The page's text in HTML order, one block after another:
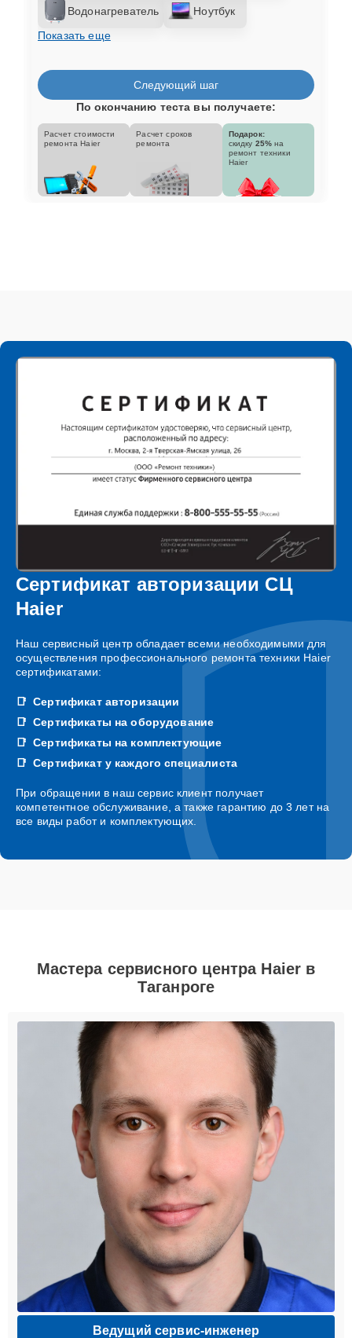
Водонагреватель
Ноутбук
Показать еще
Следующий шаг
По окончанию теста вы получаете:
Расчет стоимости
ремонта Haier
Расчет сроков
ремонта
Подарок:
скидку 25% на
ремонт техники
Haier
Сертификат авторизации СЦ
Haier
Наш сервисный центр обладает всеми необходимыми для
осуществления профессионального ремонта техники Haier
сертификатами:
Сертификат авторизации
Сертификаты на оборудование
Сертификаты на комплектующие
Сертификат у каждого специалиста
При обращении в наш сервис клиент получает
компетентное обслуживание, а также гарантию до 3 лет на
все виды работ и комплектующих.
Мастера сервисного центра Haier в
Таганроге
Ведущий сервис-инженер